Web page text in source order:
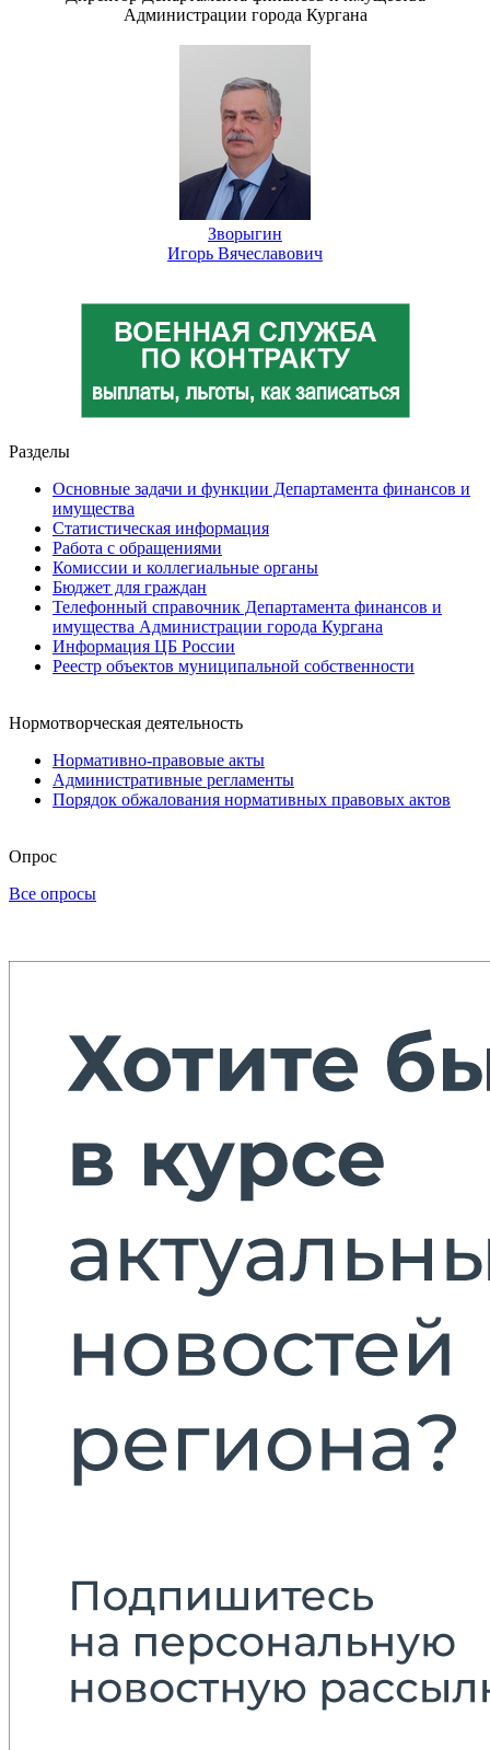
Администрации города Кургана
Зворыгин
Игорь Вячеславович
Разделы
Основные задачи и функции Департамента финансов и
имущества
Статистическая информация
Работа с обращениями
Комиссии и коллегиальные органы
Бюджет для граждан
Телефонный справочник Департамента финансов и
имущества Администрации города Кургана
Информация ЦБ России
Реестр объектов муниципальной собственности
Нормотворческая деятельность
Нормативно-правовые акты
Административные регламенты
Порядок обжалования нормативных правовых актов
Опрос
Все опросы